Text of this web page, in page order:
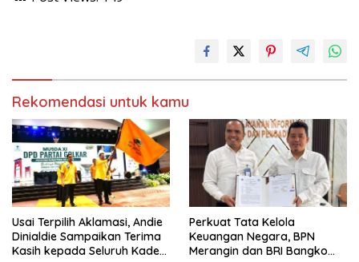
Rekomendasi untuk kamu
Usai Terpilih Aklamasi, Andie
Dinialdie Sampaikan Terima
Kasih kepada Seluruh Kader
Perkuat Tata Kelola
Keuangan Negara, BPN
Merangin dan BRI Bangko